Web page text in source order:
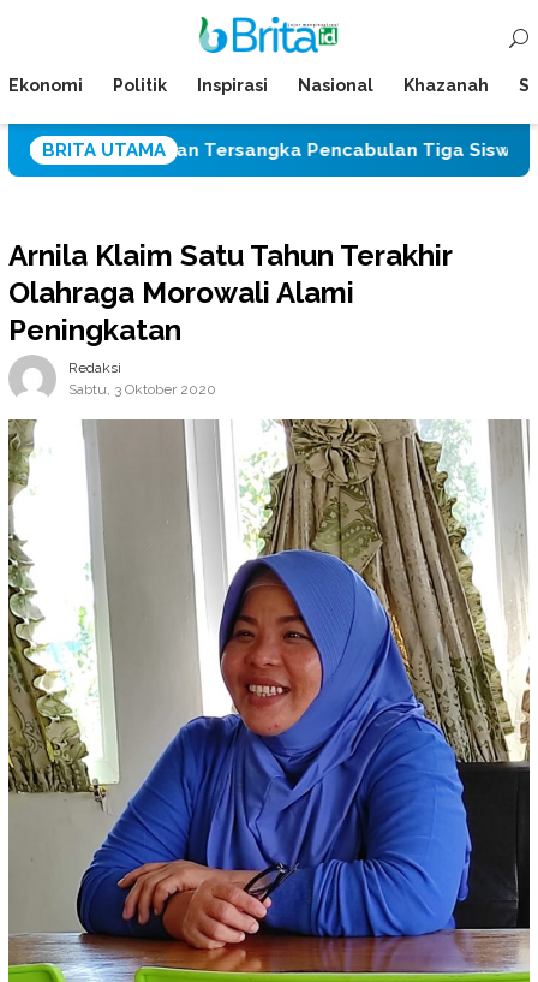
Mobile
Ekonomi Politik Inspirasi Nasional Khazanah
BRITA UTAMA
Tersangka Pencabulan Tiga Siswi SD Serap
Arnila Klaim Satu Tahun Terakhir
Olahraga Morowali Alami
Peningkatan
Redaksi
Sabtu, 3 Oktober 2020